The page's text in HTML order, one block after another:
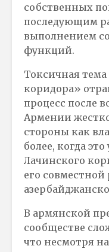
собственных
последующим
выполнением
функций.
Токсичная тема
коридора»
процесс после
Армении
стороны как
более, когда
Лачинского
его
В армянской
сообществе
что несмотря